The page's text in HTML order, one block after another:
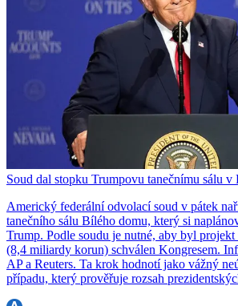
Soud dal stopku Trumpovu tanečnímu sálu v
Americký federální odvolací soud v pátek
tanečního sálu Bílého domu, který si
Trump. Podle soudu je nutné, aby byl
(8,4 miliardy korun) schválen Kongresem.
AP a Reuters. Ta krok hodnotí jako vážný
případu, který prověřuje rozsah